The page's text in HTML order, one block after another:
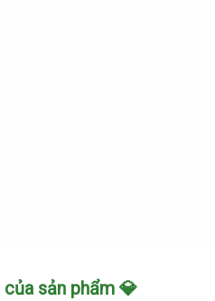
sản phẩm 💎